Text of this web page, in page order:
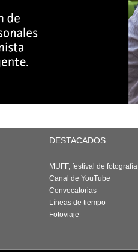
DESTACADOS
MUFF, festival de fotografía
Canal de YouTube
Convocatorias
Líneas de tiempo
Fotoviaje